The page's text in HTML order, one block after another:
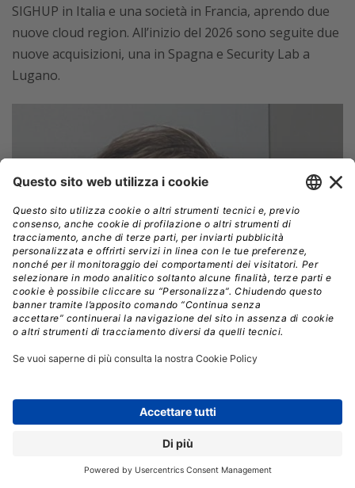
SIGHUP in Italia e una società in Francia, aprendo due
nuove cloud region. All’inizio del 2026 sono seguite due
nuove acquisizioni, una in Spagna e Security Lab a
Lugano.
Antonio Giannetto, co-CEO di ReeVo